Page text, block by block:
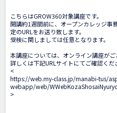
こちらはGROW360対象講座です。
開講約1週間前に、オープンカレッジ事
定のURLをお送り致します。
受検に関しましては任意となります。
本講座については、オンライン講座がご
詳しくは下記URLサイトにてご確認くだ
<
https://web.my-class.jp/manabi-tus/
webapp/web/
>